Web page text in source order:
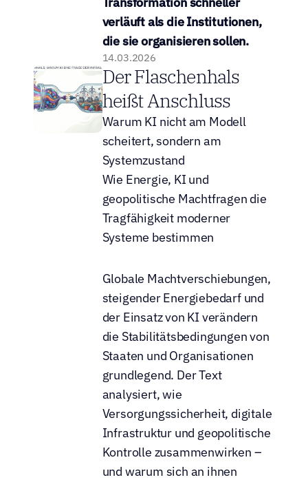
verläuft als die Institutionen,
die sie organisieren sollen.
14.03.2026
Der Flaschenhals
heißt Anschluss
Warum KI nicht am Modell
scheitert, sondern am
Systemzustand
Wie Energie, KI und
geopolitische Machtfragen die
Tragfähigkeit moderner
Systeme bestimmen
Globale Machtverschiebungen,
steigender Energiebedarf und
der Einsatz von KI verändern
die Stabilitätsbedingungen von
Staaten und Organisationen
grundlegend. Der Text
analysiert, wie
Versorgungssicherheit, digitale
Infrastruktur und geopolitische
Kontrolle zusammenwirken –
und warum sich an ihnen